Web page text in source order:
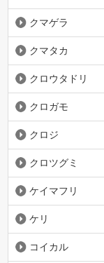
クマゲラ
クマタカ
クロウタドリ
クロガモ
クロジ
クロツグミ
ケイマフリ
ケリ
コイカル